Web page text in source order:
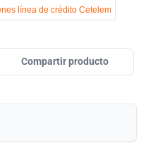
línea de crédito Cetelem
Compartir producto